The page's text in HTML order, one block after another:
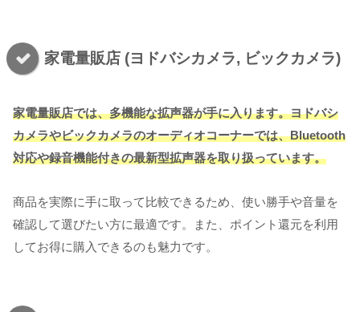
家電量販店 (ヨドバシカメラ, ビックカメラ)
家電量販店では、多機能な拡声器が手に入ります。ヨドバシ
カメラやビックカメラのオーディオコーナーでは、Bluetooth
対応や録音機能付きの最新型拡声器を取り扱っています。
商品を実際に手に取って比較できるため、使い勝手や音量を
確認して選びたい方に最適です。また、ポイント還元を利用
してお得に購入できるのも魅力です。